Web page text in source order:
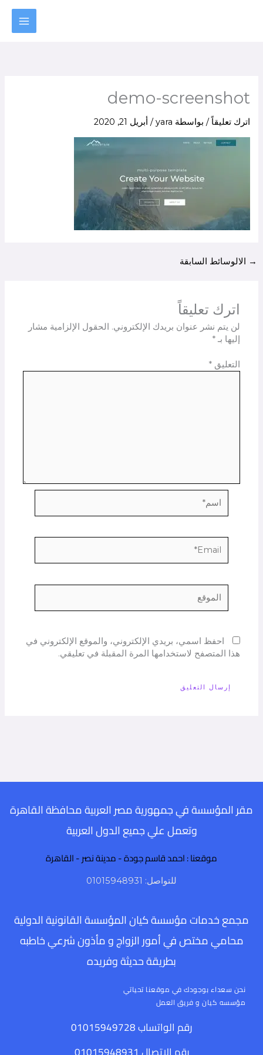
demo-screenshot
اترك تعليقاً / بواسطة yara
/ أبريل 21, 2020
→ الالوسائط السابقة
اترك تعليقاً
لن يتم نشر عنوان بريدك الإلكتروني.
الحقول الإلزامية مشار
إليها بـ*
التعليق*
احفظ اسمي، بريدي الإلكتروني، والموقع الإلكتروني في
هذا المتصفح لاستخدامها المرة المقبلة في تعليقي.
مقر المؤسسة في جمهورية مصر العربية محافظة القاهرة
وتعمل علي جميع الدول العربية
موقعنا : احمد قاسم جودة - مدينة نصر - القاهرة
للتواصل: 01015948931
مجمع خدمات مؤسسة كيان المؤسسة القانونية الدولية
محامي مختص في أمور الزواج و مأذون شرعي خاطبه
بطريقة حديثة وفريده
نحن سعداء بوجودك في موقعنا تحياتي
مؤسسه كيان و فريق العمل
رقم الواتساب 01015949728